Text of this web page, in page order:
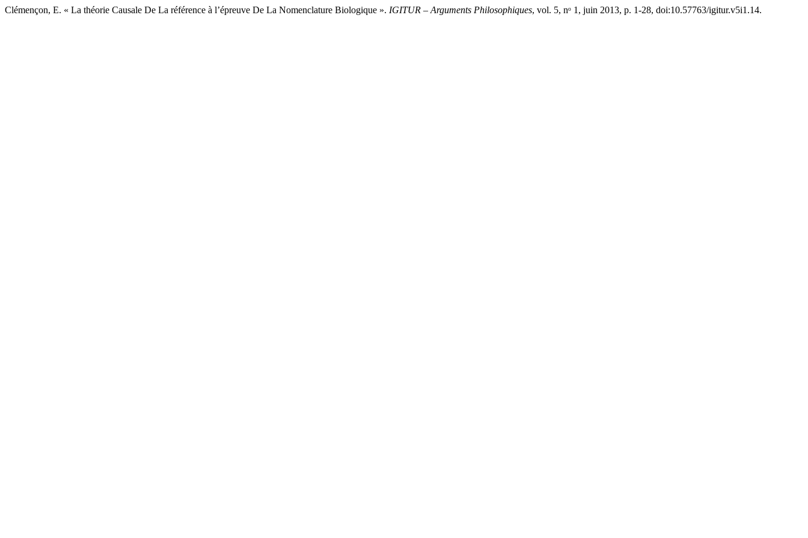
Clémençon, E. « La théorie Causale De La référence à l’épreuve De La Nomenclature Biologique ». IGITUR – Arguments Philosophiques, vol. 5, nᵒ 1, juin 2013, p. 1-28, doi:10.57763/igitur.v5i1.14.